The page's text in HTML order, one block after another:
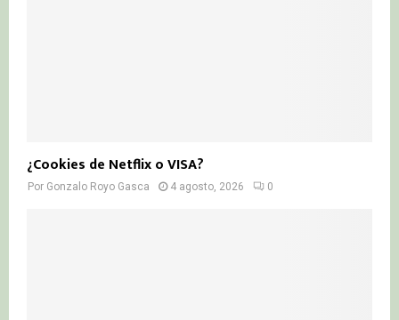
¿Cookies de Netflix o VISA?
Por Gonzalo Royo Gasca 4 agosto, 2026 0